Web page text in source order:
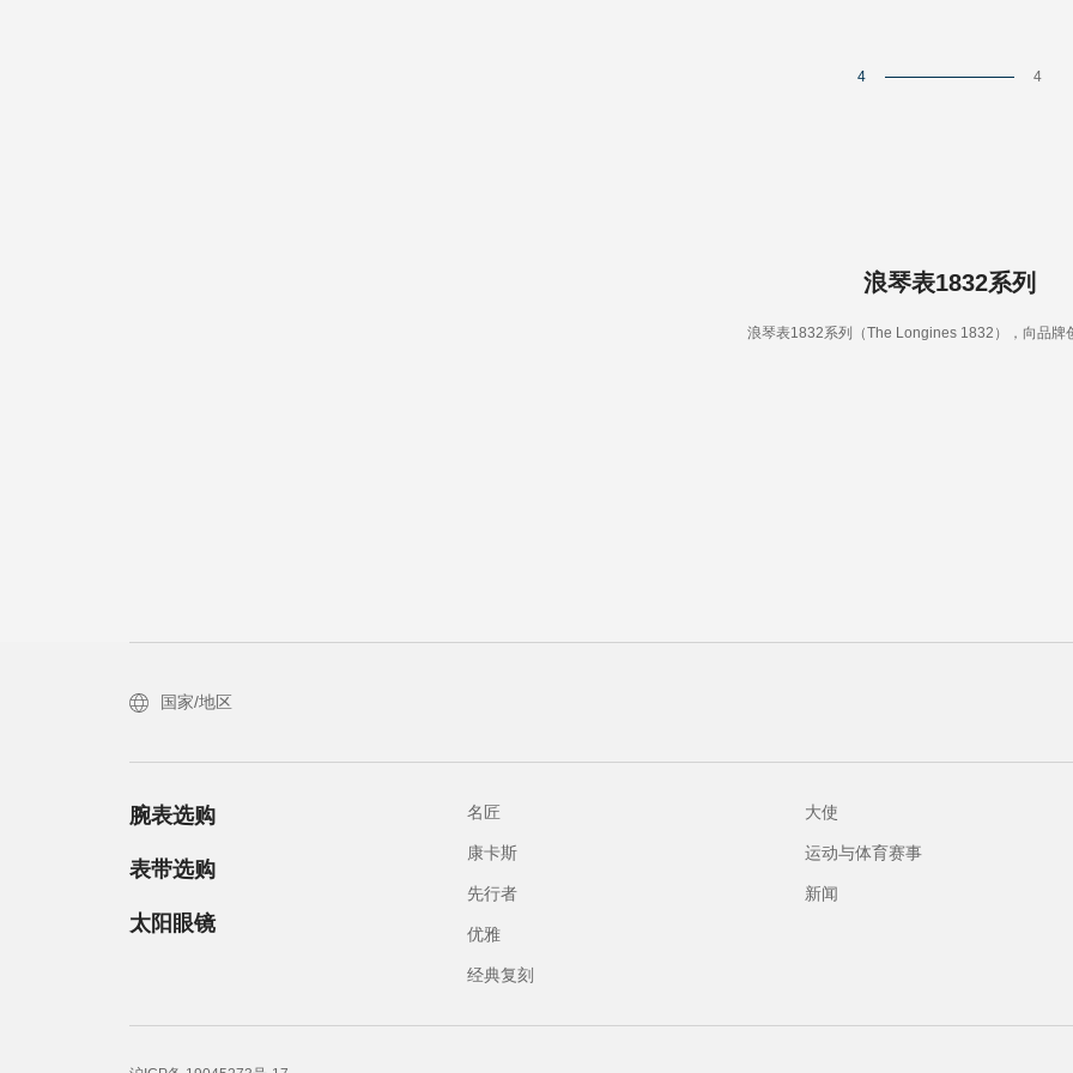
4 4
浪琴表1832系列
浪琴表1832系列（The Longines 1832），向品牌
国家/地区
腕表选购
表带选购
太阳眼镜
名匠
康卡斯
先行者
优雅
经典复刻
大使
运动与体育赛事
新闻